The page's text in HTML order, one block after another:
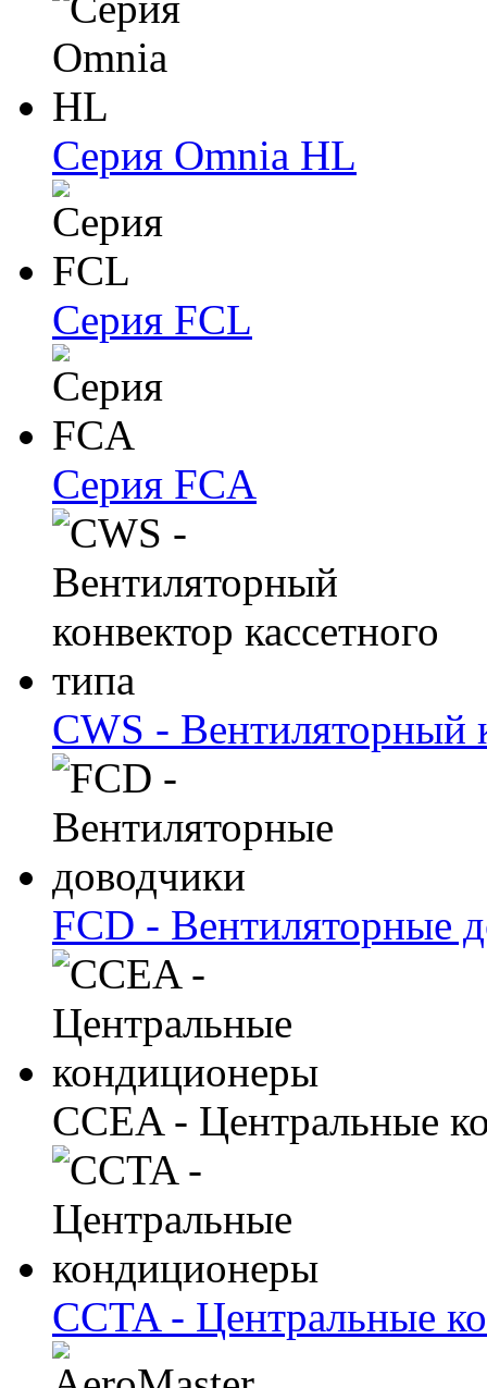
Серия Omnia HL
Серия FCL
Серия FCA
CWS - Вентиляторный
FCD - Вентиляторные
CCEA - Центральные
CCTA - Центральные